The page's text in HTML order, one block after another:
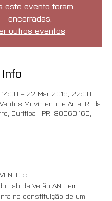
este evento foram
encerradas.
outros eventos
14:00 – 22 Mar 2019, 22:00
Movimento e Arte, R. da
Curitiba - PR, 80060-160,
:::
Lab de Verão AND em
na constituição de um